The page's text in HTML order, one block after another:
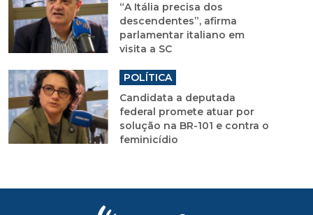
“A Itália precisa dos
descendentes”, afirma
parlamentar italiano em
visita a SC
POLÍTICA
Candidata a deputada
federal promete atuar por
solução na BR-101 e contra o
feminicídio